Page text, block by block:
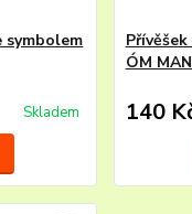
symbolem
Skladem
ÓM
140